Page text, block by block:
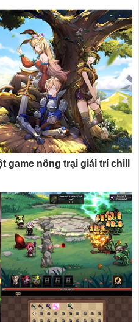
game nông trại giải trí chill